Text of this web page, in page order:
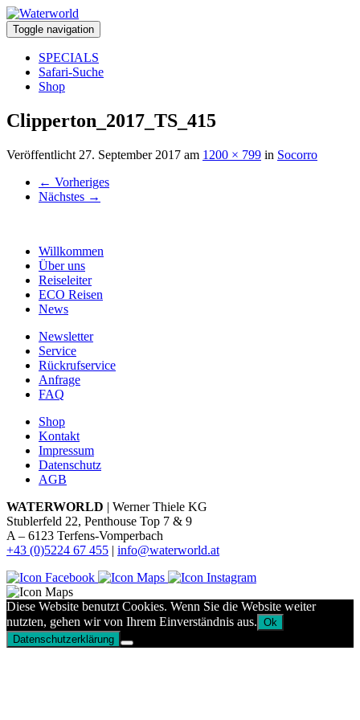
Toggle navigation
SPECIALS
Safari-Suche
Shop
Clipperton_2017_TS_415
Veröffentlicht 27. September 2017 am 1200 × 799 in Socorro
← Vorheriges
Nächstes →
Willkommen
Über uns
Reiseleiter
ECO Reisen
News
Newsletter
Service
Rückrufservice
Anfrage
FAQ
Shop
Kontakt
Impressum
Datenschutz
AGB
WATERWORLD | Werner Thiele KG
Stublerfeld 22, Penthouse Top 7 & 9
A – 6123 Terfens-Vomperbach
+43 (0)5224 67 455 | info@waterworld.at
Diese Website benutzt Cookies. Wenn Sie die Website weiter
nutzten, gehen wir von Ihrem Einverständnis aus. Ok
Datenschutzerklärung